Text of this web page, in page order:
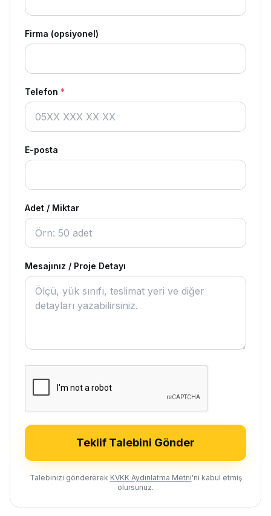
Firma (opsiyonel)
Telefon *
E-posta
Adet / Miktar
Mesajınız / Proje Detayı
Teklif Talebini Gönder
Talebinizi göndererek KVKK Aydınlatma Metni'ni kabul etmiş
olursunuz.